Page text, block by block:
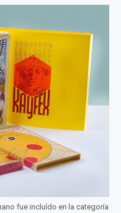
fue incluído en la categoría